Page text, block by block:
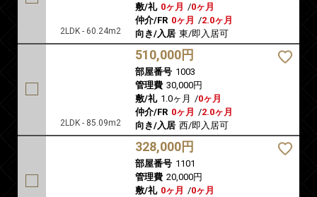
2LDK - 60.24m2
敷/礼 0ヶ月 /0ヶ月
仲介/FR 0ヶ月 /2.0ヶ月
向き/入居 東/即入居可
2LDK - 85.09m2
510,000円
部屋番号 1003
管理費 30,000円
敷/礼 1.0ヶ月 /0ヶ月
仲介/FR 0ヶ月 /2.0ヶ月
向き/入居 西/即入居可
328,000円
部屋番号 1101
管理費 20,000円
敷/礼 0ヶ月 /0ヶ月